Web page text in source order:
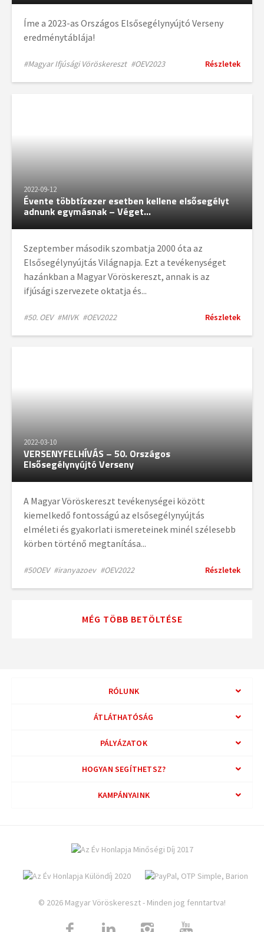
Íme a 2023-as Országos Elsősegélynyújtó Verseny
eredménytáblája!
#Magyar Ifjúsági Vöröskereszt #OEV2023 Részletek
2022-09-12
Évente többtízezer esetben kellene elsősegélyt
adnunk egymásnak – Véget...
Szeptember második szombatja 2000 óta az
Elsősegélynyújtás Világnapja. Ezt a tevékenységet
hazánkban a Magyar Vöröskereszt, annak is az
ifjúsági szervezete oktatja és...
#50. OEV #MIVK #OEV2022 Részletek
2022-03-10
VERSENYFELHÍVÁS – 50. Országos
Elsősegélynyújtó Verseny
A Magyar Vöröskereszt tevékenységei között
kiemelkedő fontosságú az elsősegélynyújtás
elméleti és gyakorlati ismereteinek minél szélesebb
körben történő megtanítása...
#50OEV #iranyazoev #OEV2022 Részletek
MÉG TÖBB BETÖLTÉSE
RÓLUNK
ÁTLÁTHATÓSÁG
PÁLYÁZATOK
HOGYAN SEGÍTHETSZ?
KAMPÁNYAINK
© 2026 Magyar Vöröskereszt - Minden jog fenntartva!